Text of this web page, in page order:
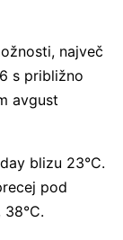
največ
s približno
avgust
blizu 23°C.
pod